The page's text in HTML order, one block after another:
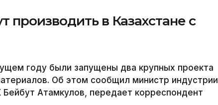
производить в Казахстане с
году были запущены два крупных проекта
Об этом сообщил министр индустрии
Бейбут Атамкулов, передает корреспондент